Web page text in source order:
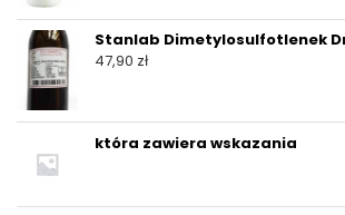
Stanlab Dimetylosulfotlenek
47,90 zł
która zawiera wskazania